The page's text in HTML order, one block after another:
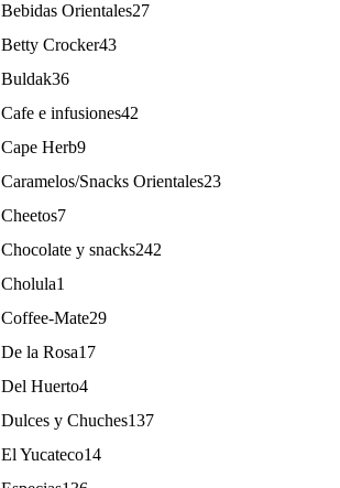
Bebidas Orientales27
Betty Crocker43
Buldak36
Cafe e infusiones42
Cape Herb9
Caramelos/Snacks Orientales23
Cheetos7
Chocolate y snacks242
Cholula1
Coffee-Mate29
De la Rosa17
Del Huerto4
Dulces y Chuches137
El Yucateco14